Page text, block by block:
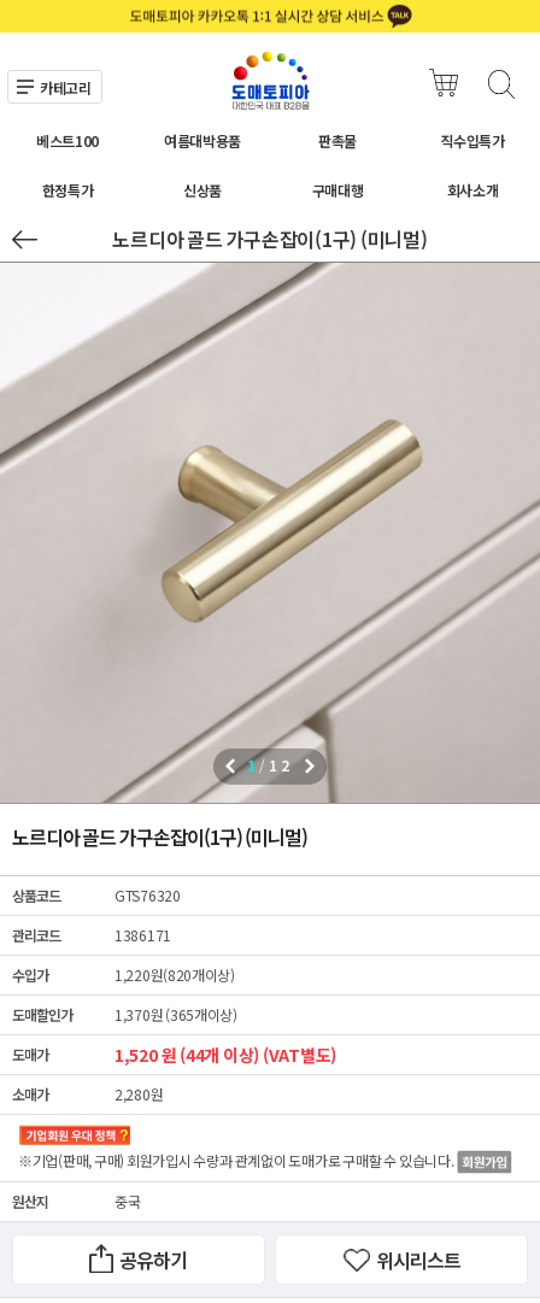
카테고리
베스트100 여름대박용품 판촉물 직수입특가
한정특가 신상품 구매대행 회사소개
노르디아 골드 가구손잡이(1구) (미니멀)
1/ 12
노르디아 골드 가구손잡이(1구) (미니멀)
상품코드
GTS76320
관리코드
1386171
수입가
1,220원(820개이상)
도매할인가
1,370원 (365개이상)
도매가
1,520 원 (44개 이상) (VAT별도)
소매가 2,280원
※기업(판매, 구매) 회원가입시 수량과 관계없이도매가로 구매할 수 있습니다.
원산지 중국
공유하기 위시리스트